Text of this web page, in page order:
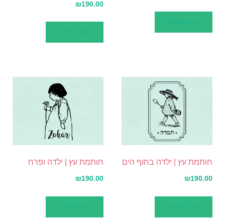
עוד פרטים
₪190.00
עוד פרטים
חותמת עץ | ילדה בחוף הים
₪190.00
עוד פרטים
חותמת עץ | ילדה ופרח
₪190.00
עוד פרטים